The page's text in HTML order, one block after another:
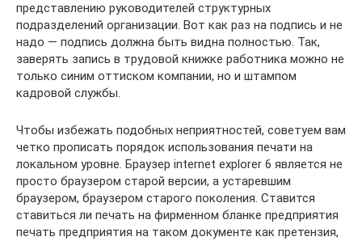
представлению руководителей структурных
подразделений организации. Вот как раз на подпись и не
надо — подпись должна быть видна полностью. Так,
заверять запись в трудовой книжке работника можно не
только синим оттиском компании, но и штампом
кадровой службы.
Чтобы избежать подобных неприятностей, советуем вам
четко прописать порядок использования печати на
локальном уровне. Браузер internet explorer 6 является не
просто браузером старой версии, а устаревшим
браузером, браузером старого поколения. Ставится
ставиться ли печать на фирменном бланке предприятия
печать предприятия на таком документе как претензия,